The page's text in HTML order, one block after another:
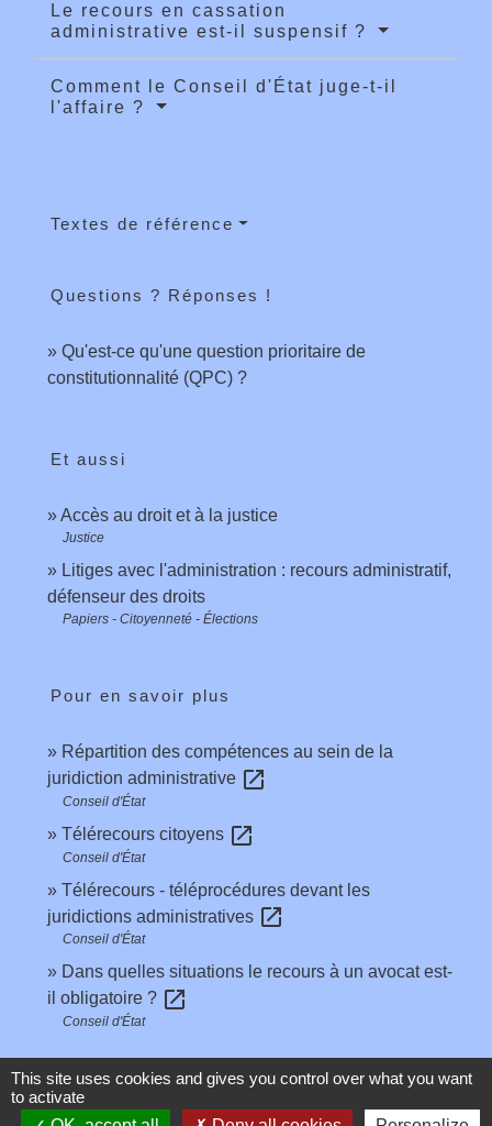
Le recours en cassation
administrative est-il suspensif ?
Comment le Conseil d'État juge-t-il
l'affaire ?
Textes de référence
Questions ? Réponses !
Qu'est-ce qu'une question prioritaire de
constitutionnalité (QPC) ?
Et aussi
Accès au droit et à la justice
Justice
Litiges avec l'administration : recours administratif,
défenseur des droits
Papiers - Citoyenneté - Élections
Pour en savoir plus
Répartition des compétences au sein de la
juridiction administrative open_in_new
Conseil d'État
Télérecours citoyens open_in_new
Conseil d'État
Télérecours - téléprocédures devant les
juridictions administratives open_in_new
Conseil d'État
Dans quelles situations le recours à un avocat est-
il obligatoire ? open_in_new
Conseil d'État
Signaler une erreur sur cette page
This site uses cookies and gives you control over what you want
to activate